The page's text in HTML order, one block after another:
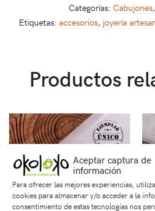
Aceptar captura de
información
Para ofrecer las mejores experiencias,
cookies para almacenar y/o acceder a la
consentimiento de estas tecnologías nos
Categorías: Cabujones,
Etiquetas: accesorios, joyería
Productos